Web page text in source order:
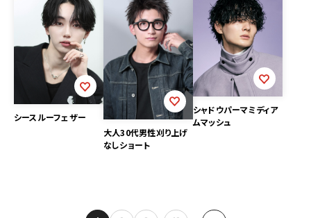
シースルーフェザー
大人30代男性刈り上げ
なしショート
シャドウパーマミディア
ムマッシュ